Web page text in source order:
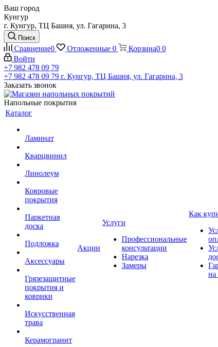
Ваш город
Кунгур
г. Кунгур, ТЦ Башня, ул. Гагарина, 3
Поиск
Сравнение0 Отложенные 0 Корзина0 0
Войти
+7 982 478 09 79
+7 982 478 09 79 г. Кунгур, ТЦ Башня, ул. Гагарина, 3
Заказать звонок
Напольные покрытия
Каталог
Ламинат
Кварцвинил
Линолеум
Ковровые
покрытия
Паркетная
доска
Подложка
Аксессуары
Грязезащитные
покрытия и
коврики
Искусственная
трава
Керамогранит
Акции
Услуги
Профессиональные
консультации
Нарезка
Замеры
Как
на